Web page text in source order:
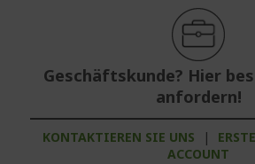
Geschäftskunde? Hier
anfordern!
KONTAKTIEREN SIE UNS |
ACCOUNT